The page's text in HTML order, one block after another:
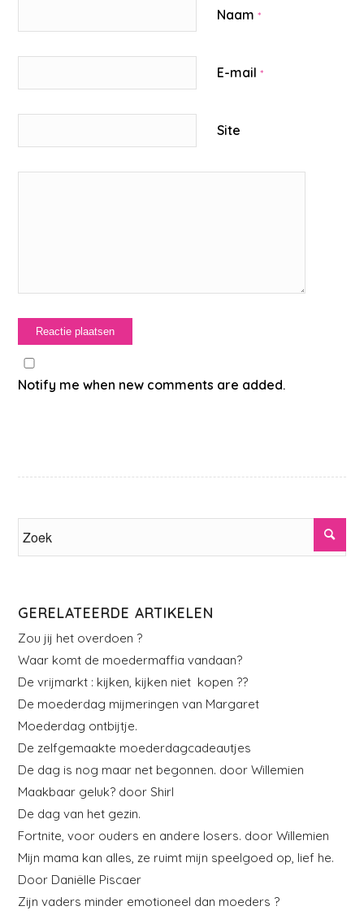
Naam*
E-mail*
Site
Notify me when new comments are added.
GERELATEERDE ARTIKELEN
Zou jij het overdoen ?
Waar komt de moedermaffia vandaan?
De vrijmarkt : kijken, kijken niet kopen ??
De moederdag mijmeringen van Margaret
Moederdag ontbijtje.
De zelfgemaakte moederdagcadeautjes
De dag is nog maar net begonnen. door Willemien
Maakbaar geluk? door Shirl
De dag van het gezin.
Fortnite, voor ouders en andere losers. door Willemien
Mijn mama kan alles, ze ruimt mijn speelgoed op, lief he.
Door Daniëlle Piscaer
Zijn vaders minder emotioneel dan moeders ?